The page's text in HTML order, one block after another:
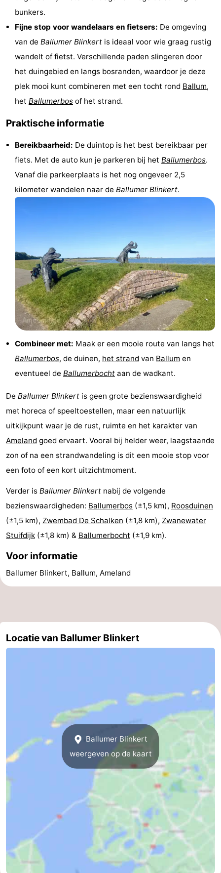
adressen
Regio
Friesland
Leeuwarden
Waddeneilanden
Schiermonnikoog
-
Terschelling
-
Vlieland
Texel
Weer
bunkers.
Fijne stop voor wandelaars en fietsers: De omgeving
van de Ballumer Blinkert is ideaal voor wie graag rustig
wandelt of fietst. Verschillende paden slingeren door
het duingebied en langs bosranden, waardoor je deze
plek mooi kunt combineren met een tocht rond Ballum,
het Ballumerbos of het strand.
Praktische informatie
Bereikbaarheid: De duintop is het best bereikbaar per
fiets. Met de auto kun je parkeren bij het Ballumerbos.
Vanaf die parkeerplaats is het nog ongeveer 2,5
kilometer wandelen naar de Ballumer Blinkert.
Combineer met: Maak er een mooie route van langs het
Ballumerbos, de duinen, het strand van Ballum en
eventueel de Ballumerbocht aan de wadkant.
De Ballumer Blinkert is geen grote bezienswaardigheid
met horeca of speeltoestellen, maar een natuurlijk
uitkijkpunt waar je de rust, ruimte en het karakter van
Ameland goed ervaart. Vooral bij helder weer, laagstaande
zon of na een strandwandeling is dit een mooie stop voor
een foto of een kort uitzichtmoment.
Verder is Ballumer Blinkert nabij de volgende
bezienswaardigheden: Ballumerbos (±1,5 km), Roosduinen
(±1,5 km), Zwembad De Schalken (±1,8 km), Zwanewater
Stuifdijk (±1,8 km) & Ballumerbocht (±1,9 km).
Voor informatie
Ballumer Blinkert, Ballum, Ameland
Locatie van Ballumer Blinkert
Ballumer Blinkert
weergeven op de kaart